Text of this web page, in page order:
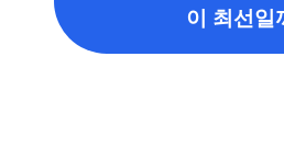
이 최선일